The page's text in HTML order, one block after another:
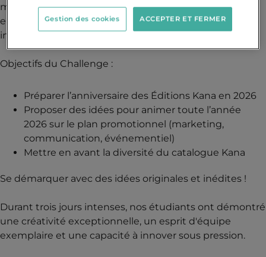
marketing pour le 30e anniversaire des Editions Kana
en 2026, avec pour mission de proposer un concept
innovant.
Objectifs du Challenge :
Préparer l’anniversaire des Éditions Kana en 2026
Proposer des idées pour animer toute l’année
2026 sur le plan promotionnel (marketing,
communication, événementiel)
Mettre en avant la diversité du catalogue Kana
Se démarquer avec des idées originales et inédites !
Durant trois jours intenses, nos étudiants ont démontré
une créativité exceptionnelle, un esprit d'équipe
exemplaire et une capacité à innover sous pression.
ACCEPTER ET FERMER
Gestion des cookies